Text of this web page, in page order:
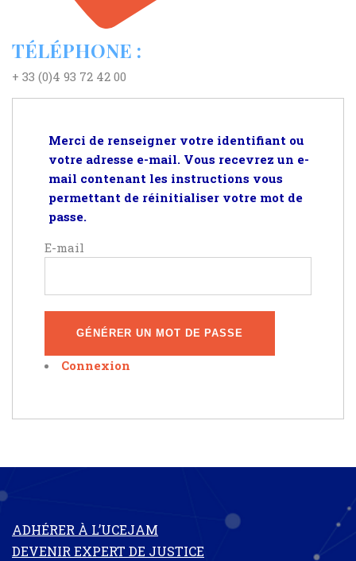
TÉLÉPHONE :
+ 33 (0)4 93 72 42 00
Merci de renseigner votre identifiant ou
votre adresse e-mail. Vous recevrez un e-
mail contenant les instructions vous
permettant de réinitialiser votre mot de
passe.
E-mail
GÉNÉRER UN MOT DE PASSE
Connexion
ADHÉRER À L’UCEJAM
DEVENIR EXPERT DE JUSTICE